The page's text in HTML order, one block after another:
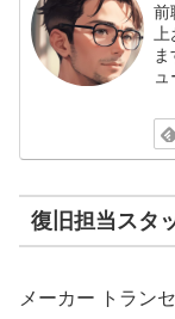
前
復旧担当スタ
メーカー トラン